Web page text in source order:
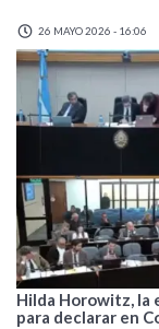
26 MAYO 2026 - 16:06
Hilda Horowitz, la
para declarar en